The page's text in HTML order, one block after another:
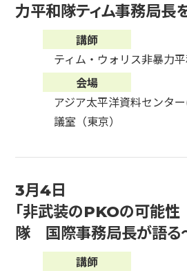
力平和隊ティム事務局長
講師
ティム・ウォリス非暴力
会場
アジア太平洋資料センタ
議室（東京）
3月4日
「非武装のPKOの可能
隊 国際事務局長が語る
講師